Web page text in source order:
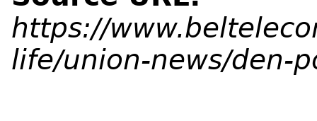
https://
life/union-news/den-